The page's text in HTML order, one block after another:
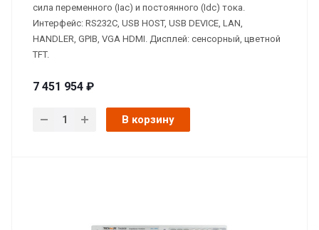
сила переменного (Iac) и постоянного (Idc) тока.
Интерфейс: RS232C, USB HOST, USB DEVICE, LAN,
HANDLER, GPIB, VGA HDMI. Дисплей: сенсорный, цветной
TFT.
7 451 954 ₽
В корзину